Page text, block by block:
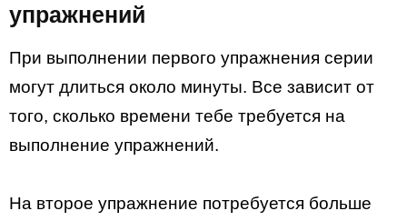
упражнений
При выполнении первого упражнения серии
могут длиться около минуты. Все зависит от
того, сколько времени тебе требуется на
выполнение упражнений.
На второе упражнение потребуется больше